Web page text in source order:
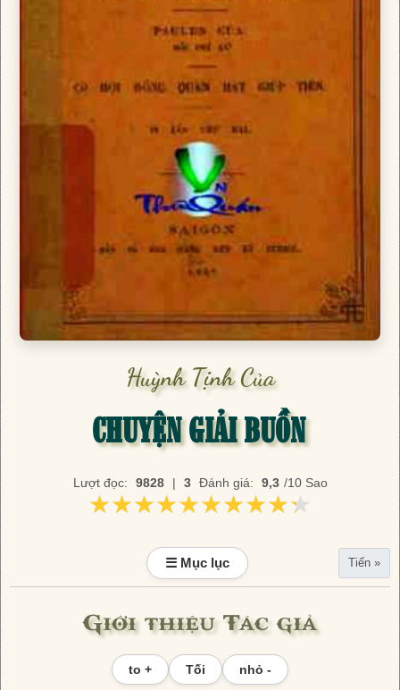
Huỳnh Tịnh Của
CHUYỆN GIẢI BUỒN
Lượt đọc: 9828 | 3 Đánh giá: 9,3 /10 Sao
★★★★★★★★★★
★★★★★★★★★★
☰ Mục lục Tiến »
Giới thiệu Tác giả
to + Tối nhỏ -